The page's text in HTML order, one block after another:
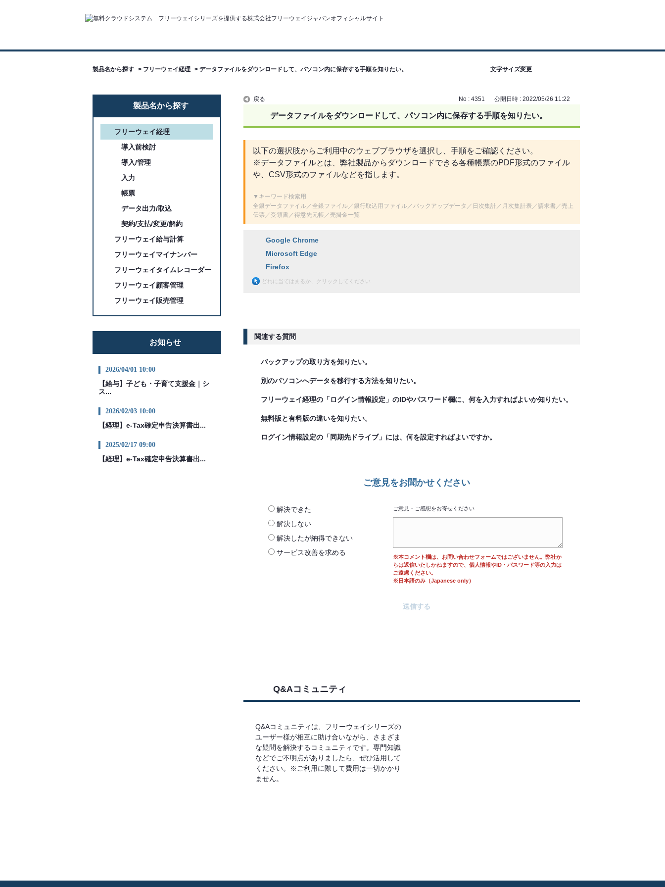
文字サイズ変更
製品名から探す > フリーウェイ経理 > データファイルをダウンロードして、パソコン内に保存する手順を知りたい。
製品名から探す
フリーウェイ経理
導入前検討
導入/管理
入力
帳票
データ出力/取込
契約/支払/変更/解約
フリーウェイ給与計算
フリーウェイマイナンバー
フリーウェイタイムレコーダー
フリーウェイ顧客管理
フリーウェイ販売管理
お知らせ
2026/04/01 10:00
【給与】子ども・子育て支援金｜シ
ス...
2026/02/03 10:00
【経理】e-Tax確定申告決算書出...
2025/02/17 09:00
【経理】e-Tax確定申告決算書出...
戻る No : 4351 公開日時 : 2022/05/26 11:22
データファイルをダウンロードして、パソコン内に保存する手順を知りたい。
以下の選択肢からご利用中のウェブブラウザを選択し、手順をご確認ください。
※データファイルとは、弊社製品からダウンロードできる各種帳票のPDF形式のファイル
や、CSV形式のファイルなどを指します。
▼キーワード検索用
全銀データファイル／全銀ファイル／銀行取込用ファイル／バックアップデータ／日次集計／月次集計表／請求書／売上
伝票／受領書／得意先元帳／売掛金一覧
Google Chrome
Microsoft Edge
Firefox
どれに当てはまるか、クリックしてください
関連する質問
バックアップの取り方を知りたい。
別のパソコンへデータを移行する方法を知りたい。
フリーウェイ経理の「ログイン情報設定」のIDやパスワード欄に、何を入力すればよいか知りたい。
無料版と有料版の違いを知りたい。
ログイン情報設定の「同期先ドライブ」には、何を設定すればよいですか。
ご意見をお聞かせください
解決できた
解決しない
解決したが納得できない
サービス改善を求める
ご意見・ご感想をお寄せください
※本コメント欄は、お問い合わせフォームではございません。弊社か
らは返信いたしかねますので、個人情報やID・パスワード等の入力は
ご遠慮ください。
※日本語のみ（Japanese only）
Q&Aコミュニティ
Q&Aコミュニティは、フリーウェイシリーズの
ユーザー様が相互に助け合いながら、さまざま
な疑問を解決するコミュニティです。専門知識
などでご不明点がありましたら、ぜひ活用して
ください。※ご利用に際して費用は一切かかり
ません。